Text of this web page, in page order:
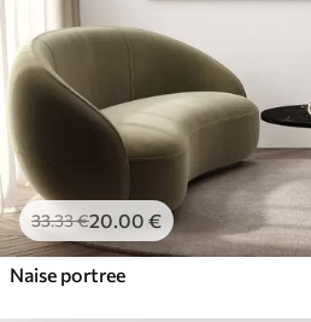
33.33€20.00 €
Naise portree